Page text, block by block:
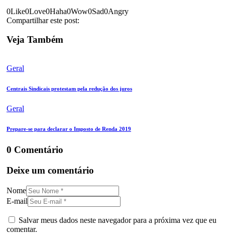
0Like0Love0Haha0Wow0Sad0Angry
Compartilhar este post:
Veja Também
Geral
Centrais Sindicais protestam pela redução dos juros
Geral
Prepare-se para declarar o Imposto de Renda 2019
0 Comentário
Deixe um comentário
Nome
E-mail
Salvar meus dados neste navegador para a próxima vez que eu
comentar.